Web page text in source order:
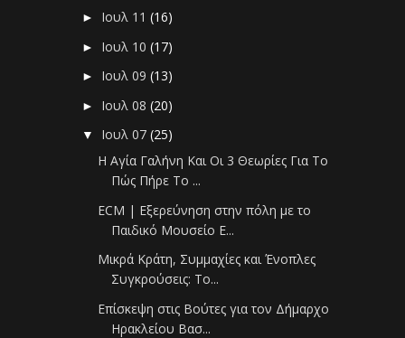
► Ιουλ 11(16)
► Ιουλ 10(17)
► Ιουλ 09(13)
► Ιουλ 08(20)
▼ Ιουλ 07(25)
Η Αγία Γαλήνη Και Οι 3 Θεωρίες Για Το
Πώς Πήρε Το ...
ECM | Εξερεύνηση στην πόλη με το
Παιδικό Μουσείο E...
Μικρά Κράτη, Συμμαχίες και Ένοπλες
Συγκρούσεις: Το...
Επίσκεψη στις Βούτες για τον Δήμαρχο
Ηρακλείου Βασ...